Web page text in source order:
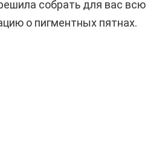
собрать для вас всю
о пигментных пятнах.